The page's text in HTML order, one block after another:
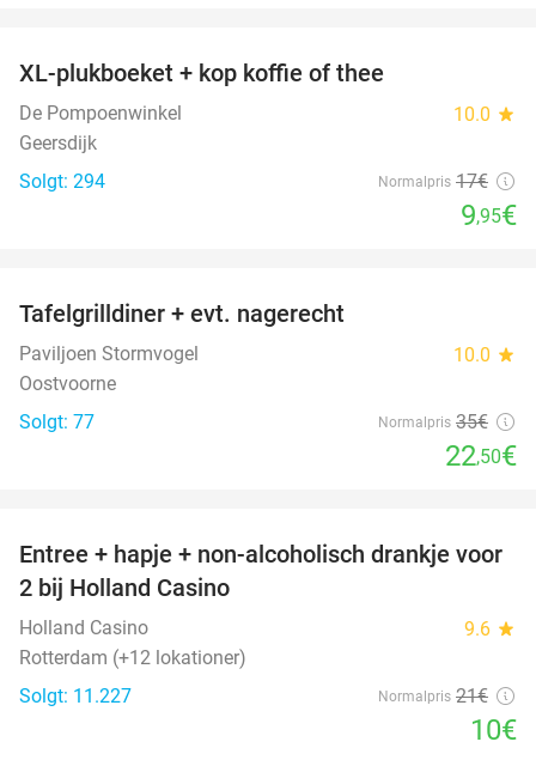
XL-plukboeket + kop koffie of thee
De Pompoenwinkel 10.0 star
Geersdijk
Solgt: 294
Normalpris 17€
9,95€
Tafelgrilldiner + evt. nagerecht
Paviljoen Stormvogel 10.0 star
Oostvoorne
Solgt: 77
Normalpris 35€
22,50€
52%
Entree + hapje + non-alcoholisch drankje voor
2 bij Holland Casino
Holland Casino 9.6 star
Rotterdam (+12 lokationer)
Solgt: 11.227
Normalpris 21€
10€